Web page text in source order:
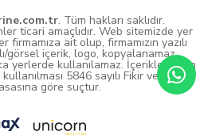
. Tüm hakları saklıdır.
ticari amaçlıdır. Web sitemizde yer
firmamıza ait olup, firmamızın yazılı
görsel içerik, logo, kopyalanamaz,
yerlerde kullanılamaz. İçeriklerin izin
5846 sayılı Fikir ve Sanat
göre suçtur.